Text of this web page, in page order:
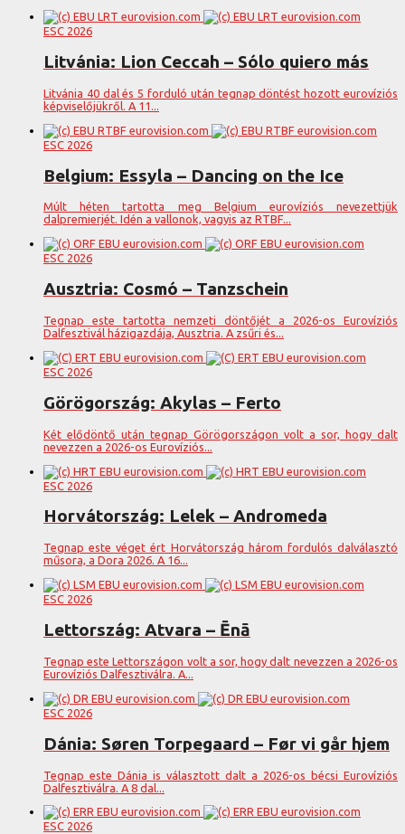
ESC 2026
Litvánia: Lion Ceccah – Sólo quiero más
Litvánia 40 dal és 5 forduló után tegnap döntést hozott eurovíziós
képviselőjükről. A 11...
ESC 2026
Belgium: Essyla – Dancing on the Ice
Múlt héten tartotta meg Belgium eurovíziós nevezettjük
dalpremierjét. Idén a vallonok, vagyis az RTBF...
ESC 2026
Ausztria: Cosmó – Tanzschein
Tegnap este tartotta nemzeti döntőjét a 2026-os Eurovíziós
Dalfesztivál házigazdája, Ausztria. A zsűri és...
ESC 2026
Görögország: Akylas – Ferto
Két elődöntő után tegnap Görögországon volt a sor, hogy dalt
nevezzen a 2026-os Eurovíziós...
ESC 2026
Horvátország: Lelek – Andromeda
Tegnap este véget ért Horvátország három fordulós dalválasztó
műsora, a Dora 2026. A 16...
ESC 2026
Lettország: Atvara – Ēnā
Tegnap este Lettországon volt a sor, hogy dalt nevezzen a 2026-os
Eurovíziós Dalfesztiválra. A...
ESC 2026
Dánia: Søren Torpegaard – Før vi går hjem
Tegnap este Dánia is választott dalt a 2026-os bécsi Eurovíziós
Dalfesztiválra. A 8 dal...
ESC 2026